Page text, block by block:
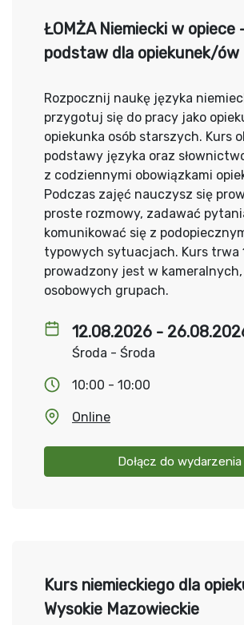
12.08.2026 -
Środa - Środa
10:00 - 10:00
Online
Dołącz do wydarzenia
ŁOMŻA Niemiecki w opiece
podstaw dla opiekunek/ów
Rozpocznij naukę języka
przygotuj się do pracy jako
opiekunka osób starszych. Kurs
podstawy języka oraz
z codziennymi obowiązkami
Podczas zajęć nauczysz się
proste rozmowy, zadawać
komunikować się z
typowych sytuacjach. Kurs trwa
prowadzony jest w
osobowych grupach.
Kurs niemieckiego dla
Wysokie Mazowieckie